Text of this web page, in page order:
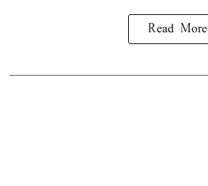
Read More